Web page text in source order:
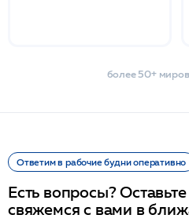
более 50+
Ответим в рабочие будни оперативно
Есть вопросы?
свяжемся с вами в